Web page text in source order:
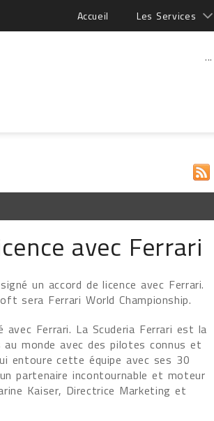
Accueil Les Services
...
avec Ferrari
un accord de licence avec Ferrari.
sera Ferrari World Championship.
Ferrari. La Scuderia Ferrari est la
monde avec des pilotes connus et
entoure cette équipe avec ses 30
partenaire incontournable et moteur
Kaiser, Directrice Marketing et